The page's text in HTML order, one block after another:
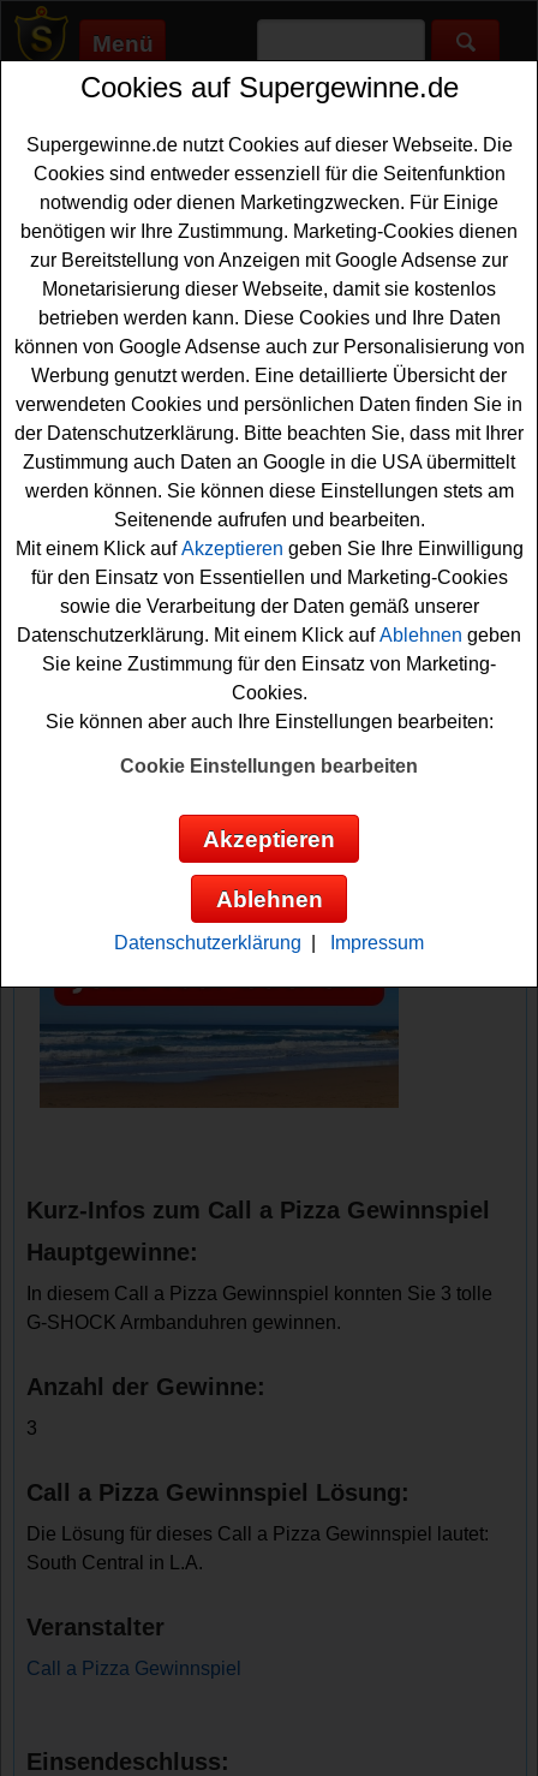
Menü
Supergewinne.de>Gewinnspiele>Technik Gewinnspiele>
Anzeige:
Anzeige:
Call a Pizza Gewinnspiel - End of
Watch G-Shock Uhren gewinnen
Ein kostenloses Call aPizza Gewinnspielanlässlich des
Kinostarts von End of Watch. Bei diesem Call a Pizza
Gewinnspiel haben Sie die Chnce, eine tolle G-SHOCK
Uhr gewinnen zu können. Das stylische Teil aus dem
Filmsollte an keiner Hand eines echten Fans fehlen -
also machen Sie mit, beantworten Sie die Preisfrage des
Call a Pizza Gewinnspiels und sichern Sie sich die
Chance, eine der drei G-ShockUhren gewinnenzu
können!
Call a Pizza verlost 3 tolle G-SHOCK
Kurz-Infos zum Call a Pizza Gewinnspiel
Hauptgewinne:
In diesem Call a Pizza Gewinnspiel konnten Sie 3 tolle
G-SHOCK Armbanduhren gewinnen.
Anzahl der Gewinne:
3
Call a Pizza Gewinnspiel Lösung:
Die Lösung für dieses Call a Pizza Gewinnspiel lautet:
South Central in L.A.
Veranstalter
Call a Pizza Gewinnspiel
Einsendeschluss:
Cookies auf Supergewinne.de
Supergewinne.de nutzt Cookies auf dieser Webseite. Die
Cookies sind entweder essenziell für die Seitenfunktion
notwendig oder dienen Marketingzwecken. Für Einige
benötigen wir Ihre Zustimmung. Marketing-Cookies dienen
zur Bereitstellung von Anzeigen mit Google Adsense zur
Monetarisierung dieser Webseite, damit sie kostenlos
betrieben werden kann. Diese Cookies und Ihre Daten
können von Google Adsense auch zur Personalisierung von
Werbung genutzt werden. Eine detaillierte Übersicht der
verwendeten Cookies und persönlichen Daten finden Sie in
der Datenschutzerklärung. Bitte beachten Sie, dass mit Ihrer
Zustimmung auch Daten an Google in die USA übermittelt
werden können. Sie können diese Einstellungen stets am
Seitenende aufrufen und bearbeiten.
Mit einem Klick aufAkzeptieren geben Sie Ihre Einwilligung
für den Einsatz von Essentiellen und Marketing-Cookies
sowie die Verarbeitung der Daten gemäß unserer
Datenschutzerklärung. Mit einem Klick aufAblehnen geben
Sie keine Zustimmung für den Einsatz von Marketing-
Cookies.
Sie können aber auch Ihre Einstellungen bearbeiten:
Cookie Einstellungen bearbeiten
Akzeptieren
Ablehnen
Datenschutzerklärung Impressum